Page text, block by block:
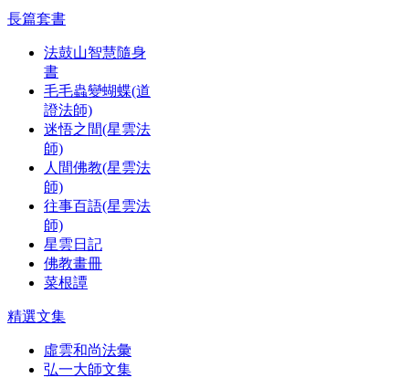
長篇套書
法鼓山智慧隨身
書
毛毛蟲變蝴蝶(道
證法師)
迷悟之間(星雲法
師)
人間佛教(星雲法
師)
往事百語(星雲法
師)
星雲日記
佛教畫冊
菜根譚
精選文集
虛雲和尚法彙
弘一大師文集